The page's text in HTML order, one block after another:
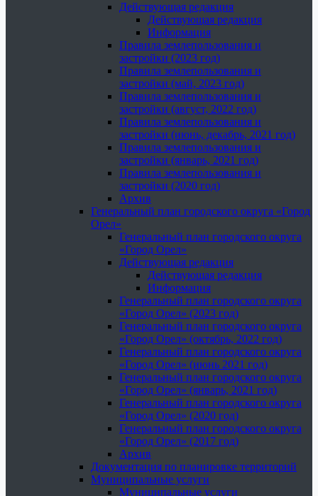
Действующая редакция
Действующая редакция
Информация
Правила землепользования и
застройки (2023 год)
Правила землепользования и
застройки (май, 2023 год)
Правила землепользования и
застройки (август, 2022 год)
Правила землепользования и
застройки (июнь, декабрь, 2021 год)
Правила землепользования и
застройки (январь, 2021 год)
Правила землепользования и
застройки (2020 год)
Архив
Генеральный план городского округа «Город
Орел»
Генеральный план городского округа
«Город Орел»
Действующая редакция
Действующая редакция
Информация
Генеральный план городского округа
«Город Орел» (2023 год)
Генеральный план городского округа
«Город Орел» (октябрь, 2022 год)
Генеральный план городского округа
«Город Орел» (июнь 2021 год)
Генеральный план городского округа
«Город Орел» (январь, 2021 год)
Генеральный план городского округа
«Город Орел» (2020 год)
Генеральный план городского округа
«Город Орел» (2017 год)
Архив
Документация по планировке территорий
Муниципальные услуги
Муниципальные услуги